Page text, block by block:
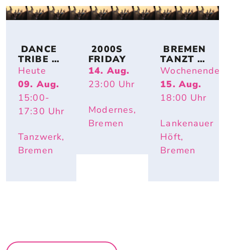
DANCE
TRIBE
BREMEN
Heute
09. Aug.
15:00-
17:30 Uhr
Tanzwerk,
Bremen
2000S
FRIDAY
14. Aug.
23:00 Uhr
Modernes,
Bremen
BREMEN
TANZT
OPEN AIR
Wochenende
15. Aug.
18:00 Uhr
Lankenauer
Höft,
Bremen